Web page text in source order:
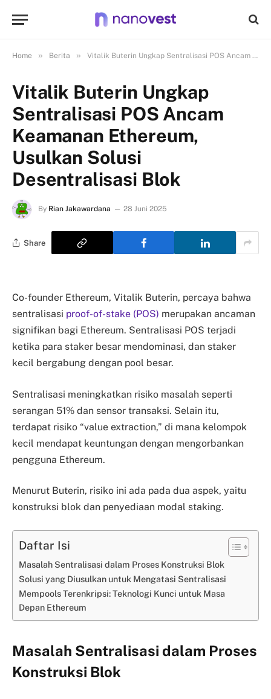
Home » Berita » Vitalik Buterin Ungkap Sentralisasi POS Ancam Keamanan Ethereum, Usulkan Solusi Desentralisasi Blok
Vitalik Buterin Ungkap
Sentralisasi POS Ancam
Keamanan Ethereum,
Usulkan Solusi
Desentralisasi Blok
By Rian Jakawardana 28 Juni 2025
Share
Co-founder Ethereum, Vitalik Buterin, percaya bahwa
sentralisasi proof-of-stake (POS) merupakan ancaman
signifikan bagi Ethereum. Sentralisasi POS terjadi
ketika para staker besar mendominasi, dan staker
kecil bergabung dengan pool besar.
Sentralisasi meningkatkan risiko masalah seperti
serangan 51% dan sensor transaksi. Selain itu,
terdapat risiko “value extraction,” di mana kelompok
kecil mendapat keuntungan dengan mengorbankan
pengguna Ethereum.
Menurut Buterin, risiko ini ada pada dua aspek, yaitu
konstruksi blok dan penyediaan modal staking.
Daftar Isi
Masalah Sentralisasi dalam Proses Konstruksi Blok
Solusi yang Diusulkan untuk Mengatasi Sentralisasi
Mempools Terenkripsi: Teknologi Kunci untuk Masa
Depan Ethereum
Masalah Sentralisasi dalam Proses
Konstruksi Blok